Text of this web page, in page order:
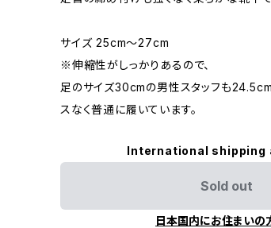
サイズ 25cm〜27cm
※伸縮性がしっかりあるので、
足のサイズ30cmの男性スタッフも
スなく普通に履いています。
International shipping
Sold out
日本国内にお住まいの